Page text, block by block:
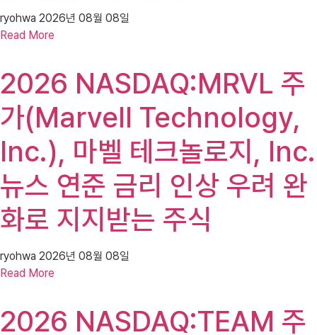
ryohwa 2026년 08월 08일
Read More
2026 NASDAQ:MRVL 주
가(Marvell Technology,
Inc.), 마벨 테크놀로지, Inc.
뉴스 연준 금리 인상 우려 완
화로 지지받는 주식
ryohwa 2026년 08월 08일
Read More
2026 NASDAQ:TEAM 주